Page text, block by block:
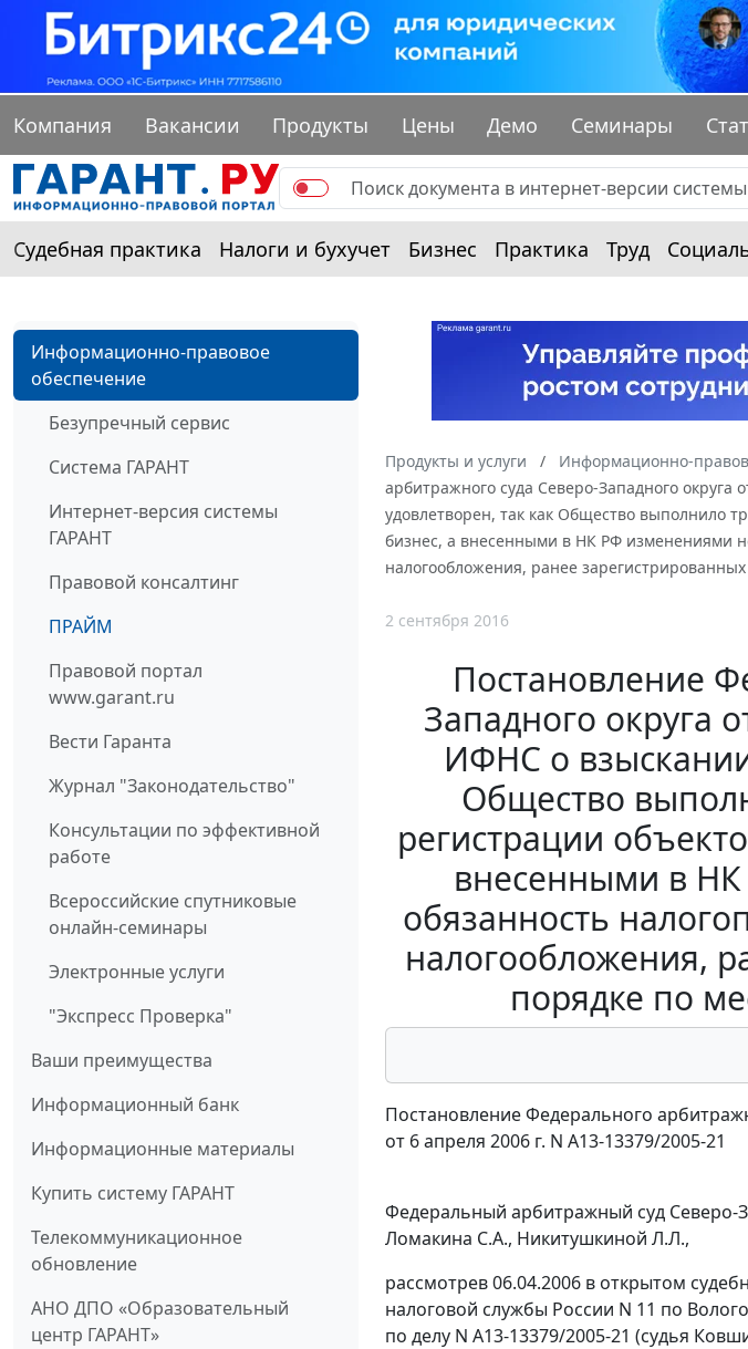
Компания Вакансии Продукты Цены Демо Семинары
Судебная практика Налоги и бухучет Бизнес Практика Труд
Информационно-правовое
обеспечение
Безупречный сервис
Система ГАРАНТ
Интернет-версия системы
ГАРАНТ
Правовой консалтинг
ПРАЙМ
Правовой портал
www.garant.ru
Вести Гаранта
Журнал "Законодательство"
Консультации по эффективной
работе
Всероссийские спутниковые
онлайн-семинары
Электронные услуги
"Экспресс Проверка"
Ваши преимущества
Информационный банк
Информационные материалы
Купить систему ГАРАНТ
Телекоммуникационное
обновление
АНО ДПО «Образовательный
центр ГАРАНТ»
Продукты и услуги Информационно-
арбитражного суда Северо-Западного
удовлетворен, так как Общество выполнило
бизнес, а внесенными в НК РФ изменениями
налогообложения, ранее
2 сентября 2016
Постановление
Западного округа
ИФНС о
Общество
регистрации
внесенными в НК
обязанность
налогообложения,
порядке по
Постановление Федерального
от 6 апреля 2006 г. N А13-13379/2005-21
Федеральный арбитражный суд Северо-
Ломакина С.А., Никитушкиной Л.Л.,
рассмотрев 06.04.2006 в открытом
налоговой службы России N 11 по
по делу N А13-13379/2005-21 (судья